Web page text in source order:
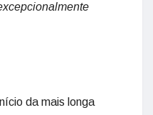
da mais longa